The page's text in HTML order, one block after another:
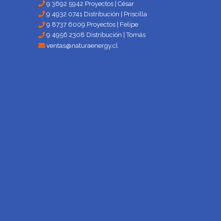
9 3692 5942 Proyectos | César
9 4932 0741 Distribución | Priscilla
9 8737 6009 Proyectos | Felipe
9 4956 2308 Distribución | Tomás
ventas@naturaenergy.cl